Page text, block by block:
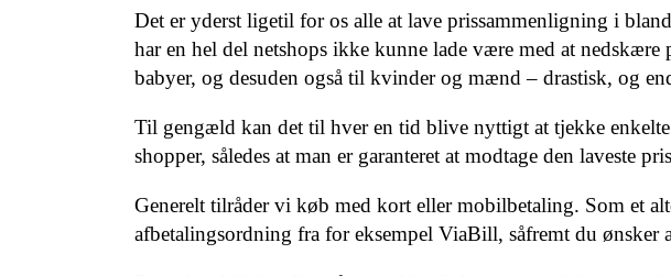
Det er yderst ligetil for os alle at lave prissammenligning i
har en hel del netshops ikke kunne lade være med at
babyer, og desuden også til kvinder og mænd – drastisk, og
Til gengæld kan det til hver en tid blive nyttigt at tjekke
shopper, således at man er garanteret at modtage den laveste
Generelt tilråder vi køb med kort eller mobilbetaling. Som et
afbetalingsordning fra for eksempel ViaBill, såfremt du ønsker